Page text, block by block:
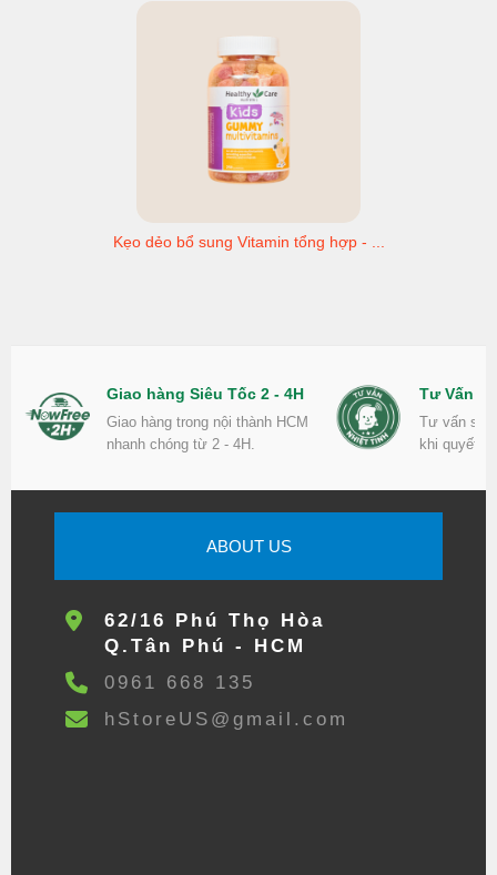
Kẹo dẻo bổ sung Vitamin tổng hợp - ...
Giao hàng Siêu Tốc 2 - 4H
Giao hàng trong nội thành HCM
nhanh chóng từ 2 - 4H.
Tư Vấn
Tư vấn
khi quyết
ABOUT US
62/16 Phú Thọ Hòa
Q.Tân Phú - HCM
0961 668 135
hStoreUS@gmail.com